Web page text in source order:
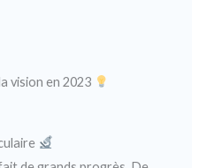
vision en 2023